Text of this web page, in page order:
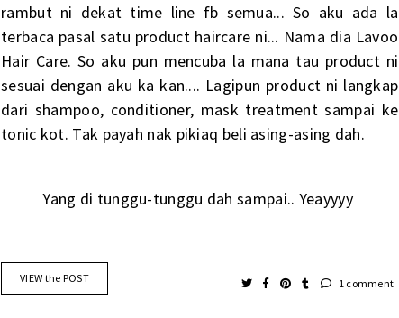
rambut ni dekat time line fb semua... So aku ada la
terbaca pasal satu product haircare ni... Nama dia Lavoo
Hair Care. So aku pun mencuba la mana tau product ni
sesuai dengan aku ka kan.... Lagipun product ni langkap
dari shampoo, conditioner, mask treatment sampai ke
tonic kot. Tak payah nak pikiaq beli asing-asing dah.
Yang di tunggu-tunggu dah sampai.. Yeayyyy
VIEW the POST 1 comment